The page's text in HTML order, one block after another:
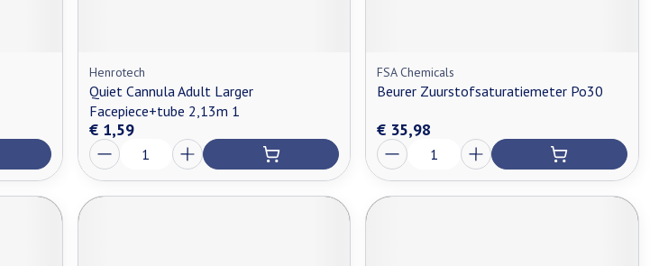
Henrotech
Quiet Cannula Adult Larger
Facepiece+tube 2,13m 1
€ 1,59
Aantal
FSA Chemicals
Beurer Zuurstofsaturatiemeter Po30
€ 35,98
Aantal